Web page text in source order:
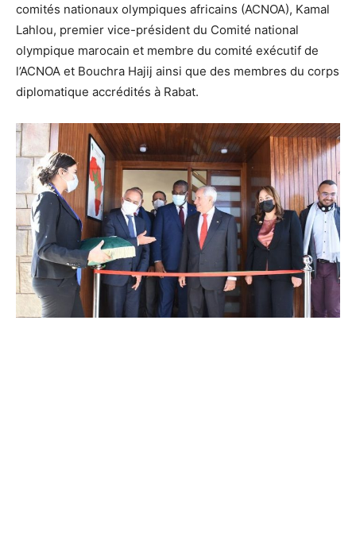
comités nationaux olympiques africains (ACNOA), Kamal
Lahlou, premier vice-président du Comité national
olympique marocain et membre du comité exécutif de
l’ACNOA et Bouchra Hajij ainsi que des membres du corps
diplomatique accrédités à Rabat.